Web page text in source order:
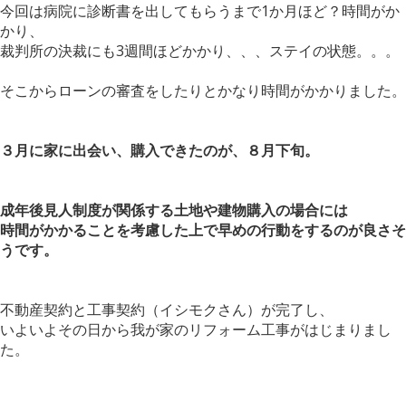
今回は病院に診断書を出してもらうまで1か月ほど？時間がか
かり、
裁判所の決裁にも3週間ほどかかり、、、ステイの状態。。。
そこからローンの審査をしたりとかなり時間がかかりました。
３月に家に出会い、購入できたのが、８月下旬。
成年後見人制度が関係する土地や建物購入の場合には
時間がかかることを考慮した上で早めの行動をするのが良さそ
うです。
不動産契約と工事契約（イシモクさん）が完了し、
いよいよその日から我が家のリフォーム工事がはじまりまし
た。